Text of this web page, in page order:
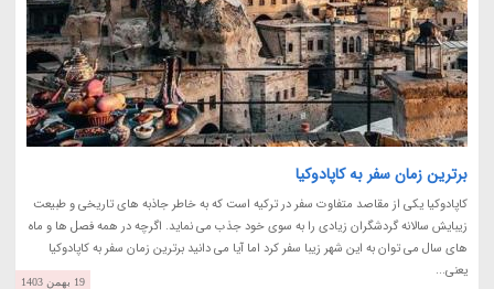
برترین زمان سفر به کاپادوکیا
کاپادوکیا یکی از مقاصد متفاوت سفر در ترکیه است که به خاطر جاذبه های تاریخی و طبیعت
زیبایش سالانه گردشگران زیادی را به سوی خود جذب می نماید. اگرچه در همه فصل ها و ماه
های سال می توان به این شهر زیبا سفر کرد اما آیا می دانید برترین زمان سفر به کاپادوکیا
یعنی...
19 بهمن 1403